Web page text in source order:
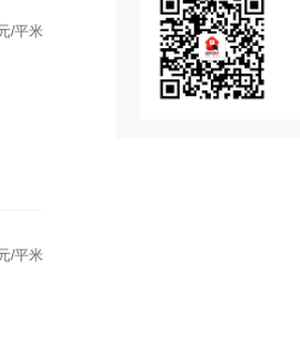
/平米
/平米